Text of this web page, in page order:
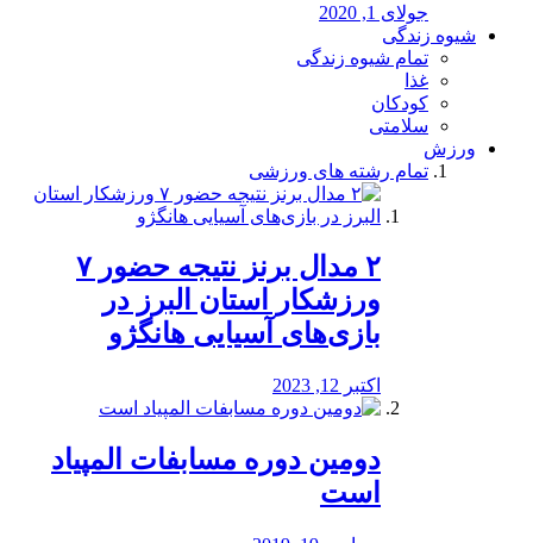
جولای 1, 2020
شیوه زندگی
تمام شیوه زندگی
غذا
کودکان
سلامتی
ورزش
تمام رشته های ورزشی
۲ مدال برنز نتیجه حضور ۷
ورزشکار استان البرز در
بازی‌های آسیایی هانگژو
اکتبر 12, 2023
دومین دوره مسابفات المپیاد
است